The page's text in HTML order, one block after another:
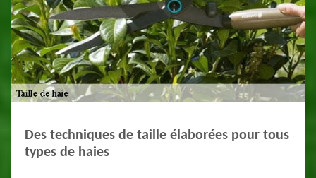
Des techniques de taille élaborées pour tous
types de haies